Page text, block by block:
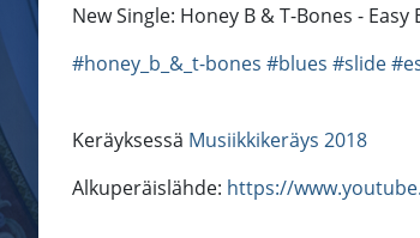
New Single: Honey B & T-Bones -
#honey_b_&_t-bones #blues #slide
Keräyksessä Musiikkikeräys 2018
Alkuperäislähde: https://